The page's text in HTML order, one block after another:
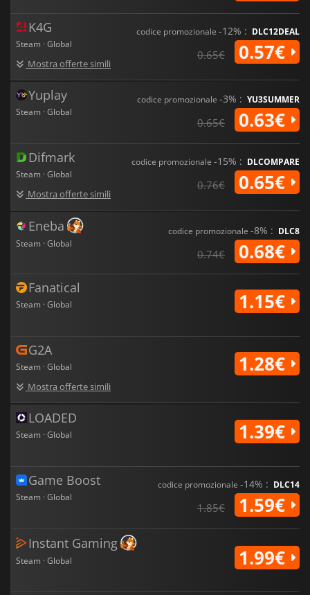
K4G
Steam · Global
Mostra offerte simili
codice promozionale -12% : DLC12DEAL
0.65€ 0.57€
Yuplay
Steam · Global
codice promozionale -3% : YU3SUMMER
0.65€ 0.63€
Difmark
Steam · Global
Mostra offerte simili
codice promozionale -15% : DLCOMPARE
0.76€ 0.65€
Eneba
Steam · Global
codice promozionale -8% : DLC8
0.74€ 0.68€
Fanatical
Steam · Global 1.15€
G2A
Steam · Global
Mostra offerte simili
1.28€
LOADED
Steam · Global 1.39€
Game Boost
Steam · Global
codice promozionale -14% : DLC14
1.85€ 1.59€
Instant Gaming
Steam · Global 1.99€